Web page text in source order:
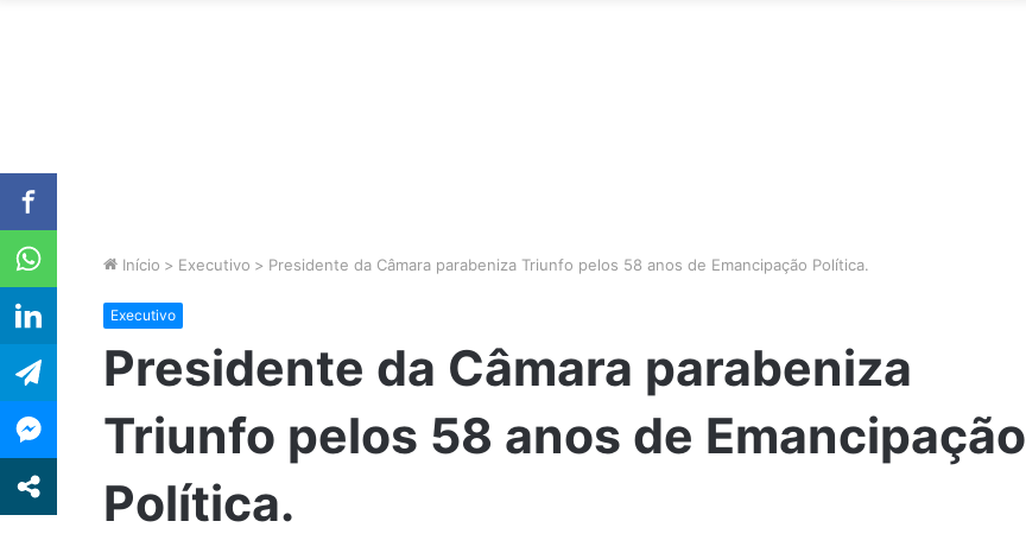
Início > Executivo > Presidente da Câmara parabeniza Triunfo pelos 58 anos de Emancipação Política.
Executivo
Presidente da Câmara parabeniza
Triunfo pelos 58 anos de Emancipação
Política.